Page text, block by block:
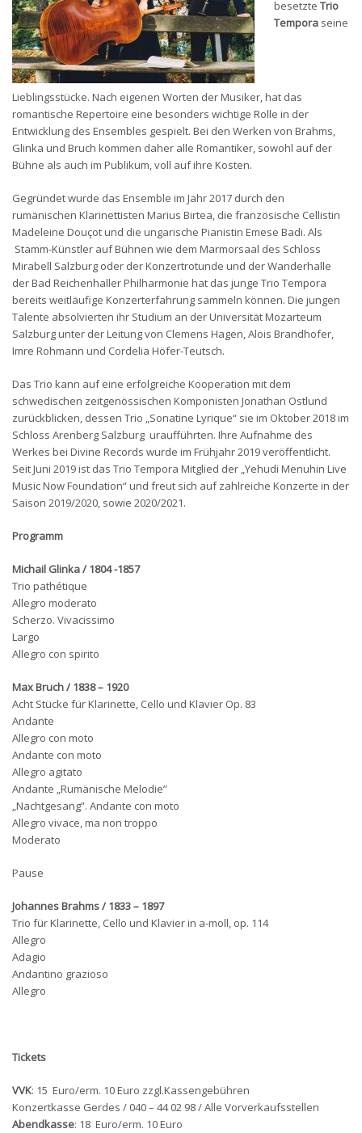
besetzte Trio
Tempora seine
Lieblingsstücke. Nach eigenen Worten der Musiker, hat das
romantische Repertoire eine besonders wichtige Rolle in der
Entwicklung des Ensembles gespielt. Bei den Werken von Brahms,
Glinka und Bruch kommen daher alle Romantiker, sowohl auf der
Bühne als auch im Publikum, voll auf ihre Kosten.
Gegründet wurde das Ensemble im Jahr 2017 durch den
rumänischen Klarinettisten Marius Birtea, die französische Cellistin
Madeleine Douçot und die ungarische Pianistin Emese Badi. Als
Stamm-Künstler auf Bühnen wie dem Marmorsaal des Schloss
Mirabell Salzburg oder der Konzertrotunde und der Wanderhalle
der Bad Reichenhaller Philharmonie hat das junge Trio Tempora
bereits weitläufige Konzerterfahrung sammeln können. Die jungen
Talente absolvierten ihr Studium an der Universität Mozarteum
Salzburg unter der Leitung von Clemens Hagen, Alois Brandhofer,
Imre Rohmann und Cordelia Höfer-Teutsch.
Das Trio kann auf eine erfolgreiche Kooperation mit dem
schwedischen zeitgenössischen Komponisten Jonathan Ostlund
zurückblicken, dessen Trio „Sonatine Lyrique“ sie im Oktober 2018 im
Schloss Arenberg Salzburg uraufführten. Ihre Aufnahme des
Werkes bei Divine Records wurde im Frühjahr 2019 veröffentlicht.
Seit Juni 2019 ist das Trio Tempora Mitglied der „Yehudi Menuhin Live
Music Now Foundation“ und freut sich auf zahlreiche Konzerte in der
Saison 2019/2020, sowie 2020/2021.
Programm
Michail Glinka / 1804 -1857
Trio pathétique
Allegro moderato
Scherzo. Vivacissimo
Largo
Allegro con spirito
Max Bruch/ 1838 – 1920
Acht Stücke für Klarinette, Cello und Klavier Op. 83
Andante
Allegro con moto
Andante con moto
Allegro agitato
Andante „Rumänische Melodie”
„Nachtgesang”. Andante con moto
Allegro vivace, ma non troppo
Moderato
Pause
Johannes Brahms/ 1833 – 1897
Trio für Klarinette, Cello und Klavier in a-moll, op. 114
Allegro
Adagio
Andantino grazioso
Allegro
Tickets
VVK: 15 Euro/erm. 10 Euro zzgl.Kassengebühren
Konzertkasse Gerdes / 040 – 44 02 98 / Alle Vorverkaufsstellen
Abendkasse: 18 Euro/erm. 10 Euro